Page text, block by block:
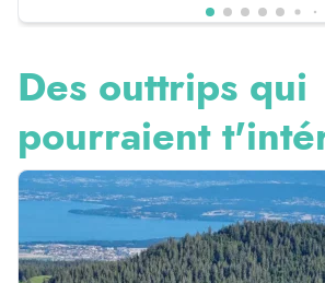
Des outtrips qui
pourraient